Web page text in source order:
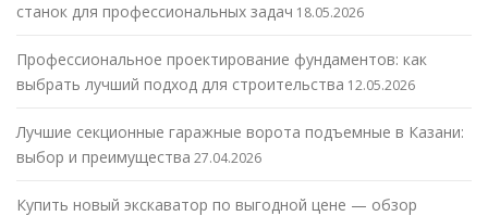
станок для профессиональных задач 18.05.2026
Профессиональное проектирование фундаментов: как
выбрать лучший подход для строительства 12.05.2026
Лучшие секционные гаражные ворота подъемные в Казани:
выбор и преимущества 27.04.2026
Купить новый экскаватор по выгодной цене — обзор